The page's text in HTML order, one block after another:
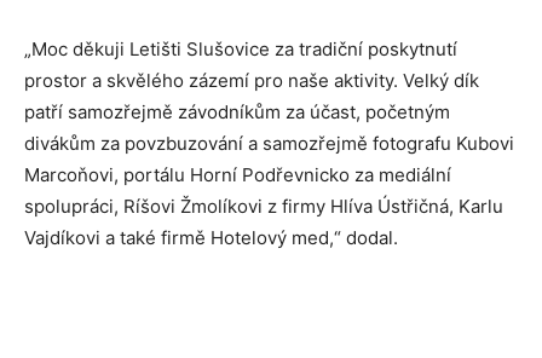
„Moc děkuji Letišti Slušovice za tradiční poskytnutí
prostor a skvělého zázemí pro naše aktivity. Velký dík
patří samozřejmě závodníkům za účast, početným
divákům za povzbuzování a samozřejmě fotografu Kubovi
Marcoňovi, portálu Horní Podřevnicko za mediální
spolupráci, Ríšovi Žmolíkovi z firmy Hlíva Ústřičná, Karlu
Vajdíkovi a také firmě Hotelový med,“ dodal.